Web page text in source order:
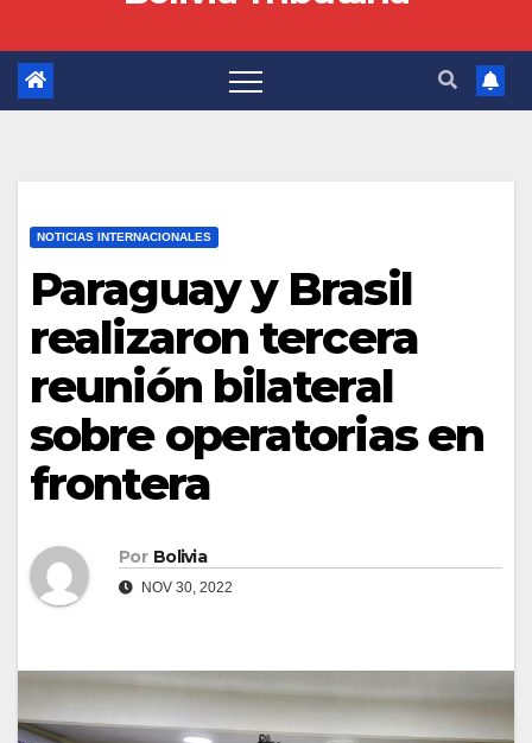
NOTICIAS INTERNACIONALES
Paraguay y Brasil
realizaron tercera
reunión bilateral
sobre operatorias en
frontera
Por Bolivia
NOV 30, 2022